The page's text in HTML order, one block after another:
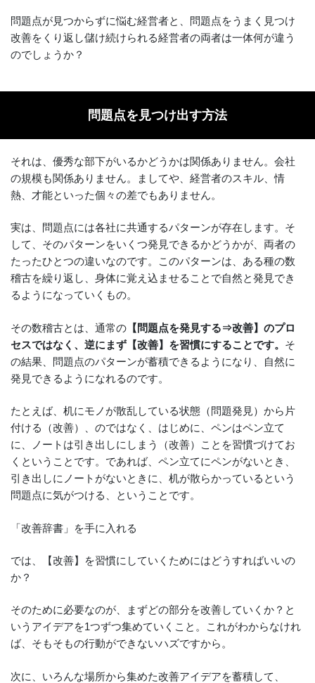
問題点が見つからずに悩む経営者と、問題点をうまく見つけ
改善をくり返し儲け続けられる経営者の両者は一体何が違う
のでしょうか？
問題点を見つけ出す方法
それは、優秀な部下がいるかどうかは関係ありません。会社
の規模も関係ありません。ましてや、経営者のスキル、情
熱、才能といった個々の差でもありません。
実は、問題点には各社に共通するパターンが存在します。そ
して、そのパターンをいくつ発見できるかどうかが、両者の
たったひとつの違いなのです。このパターンは、ある種の数
稽古を繰り返し、身体に覚え込ませることで自然と発見でき
るようになっていくもの。
その数稽古とは、通常の 【問題点を発見する⇒改善】のプロ
セスではなく、逆にまず【改善】を習慣にすることです。 そ
の結果、問題点のパターンが蓄積できるようになり、自然に
発見できるようになれるのです。
たとえば、机にモノが散乱している状態（問題発見）から片
付ける（改善）、のではなく、はじめに、ペンはペン立て
に、ノートは引き出しにしまう（改善）ことを習慣づけてお
くということです。であれば、ペン立てにペンがないとき、
引き出しにノートがないときに、机が散らかっているという
問題点に気がつける、ということです。
「改善辞書」を手に入れる
では、【改善】を習慣にしていくためにはどうすればいいの
か？
そのために必要なのが、まずどの部分を改善していくか？と
いうアイデアを1つずつ集めていくこと。これがわからなけれ
ば、そもそもの行動ができないハズですから。
次に、いろんな場所から集めた改善アイデアを蓄積して、